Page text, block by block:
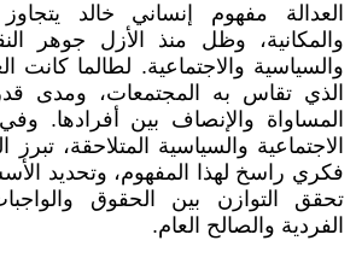
العدالة مفهوم إنساني خالد
والمكانية، وظل منذ الأزل جوهر
والسياسية والاجتماعية. لطالما كانت
الذي تقاس به المجتمعات، ومدى
المساواة والإنصاف بين أفرادها.
الاجتماعية والسياسية المتلاحقة،
فكري راسخ لهذا المفهوم، وتحديد
تحقق التوازن بين الحقوق
الفردية والصالح العام.